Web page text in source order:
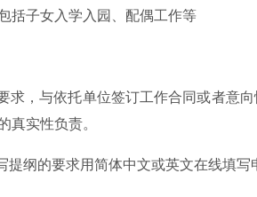
括子女入学入园、配偶工作等
求，与依托单位签订工作合同或者意
真实性负责。
纲的要求用简体中文或英文在线填写